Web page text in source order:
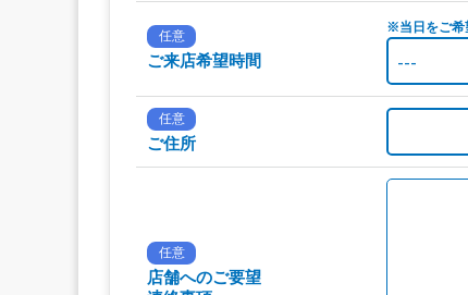
任意
ご来店希望時間
※当日をご希
任意
ご住所
任意
店舗へのご要望